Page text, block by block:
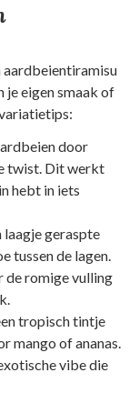
aardbeientiramisu
je eigen smaak of
door
twist. Dit werkt
hebt in iets
laagje geraspte
tussen de lagen.
de romige vulling
tropisch tintje
mango of ananas.
vibe die